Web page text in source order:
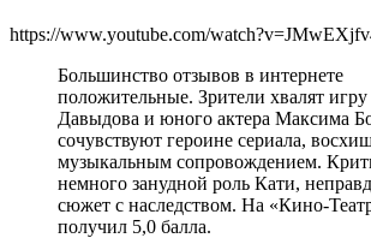
https://www.youtube.com/
Большинство отзывов в интернете
положительные. Зрители хвалят
Давыдова и юного актера Максима
сочувствуют героине сериала,
музыкальным сопровождением.
немного занудной роль Кати,
сюжет с наследством. На «Кино-
получил 5,0 балла.